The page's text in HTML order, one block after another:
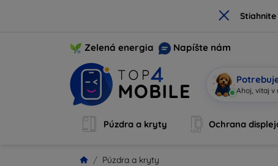
×
Zelená energia Napíšte nám
So|
Púzdra a kryty Ochrana
Púzdra a kryty